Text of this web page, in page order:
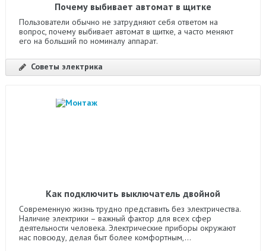
Почему выбивает автомат в щитке
Пользователи обычно не затрудняют себя ответом на
вопрос, почему выбивает автомат в щитке, а часто меняют
его на больший по номиналу аппарат.
Советы электрика
Как подключить выключатель двойной
Современную жизнь трудно представить без электричества.
Наличие электрики – важный фактор для всех сфер
деятельности человека. Электрические приборы окружают
нас повсюду, делая быт более комфортным,...